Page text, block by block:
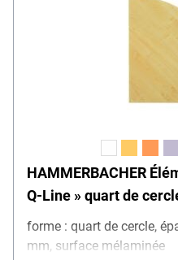
HAMMERBACHER
Q-Line » quart de
forme : quart de cercle,
mm, surface mélaminée